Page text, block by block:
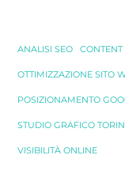
ANALISI SEO
OTTIMIZZAZIONE SITO
POSIZIONAMENTO
STUDIO GRAFICO
VISIBILITÀ ONLINE